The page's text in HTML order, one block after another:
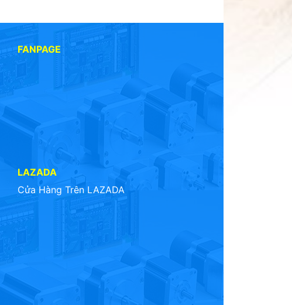
FANPAGE
LAZADA
Cửa Hàng Trên LAZADA